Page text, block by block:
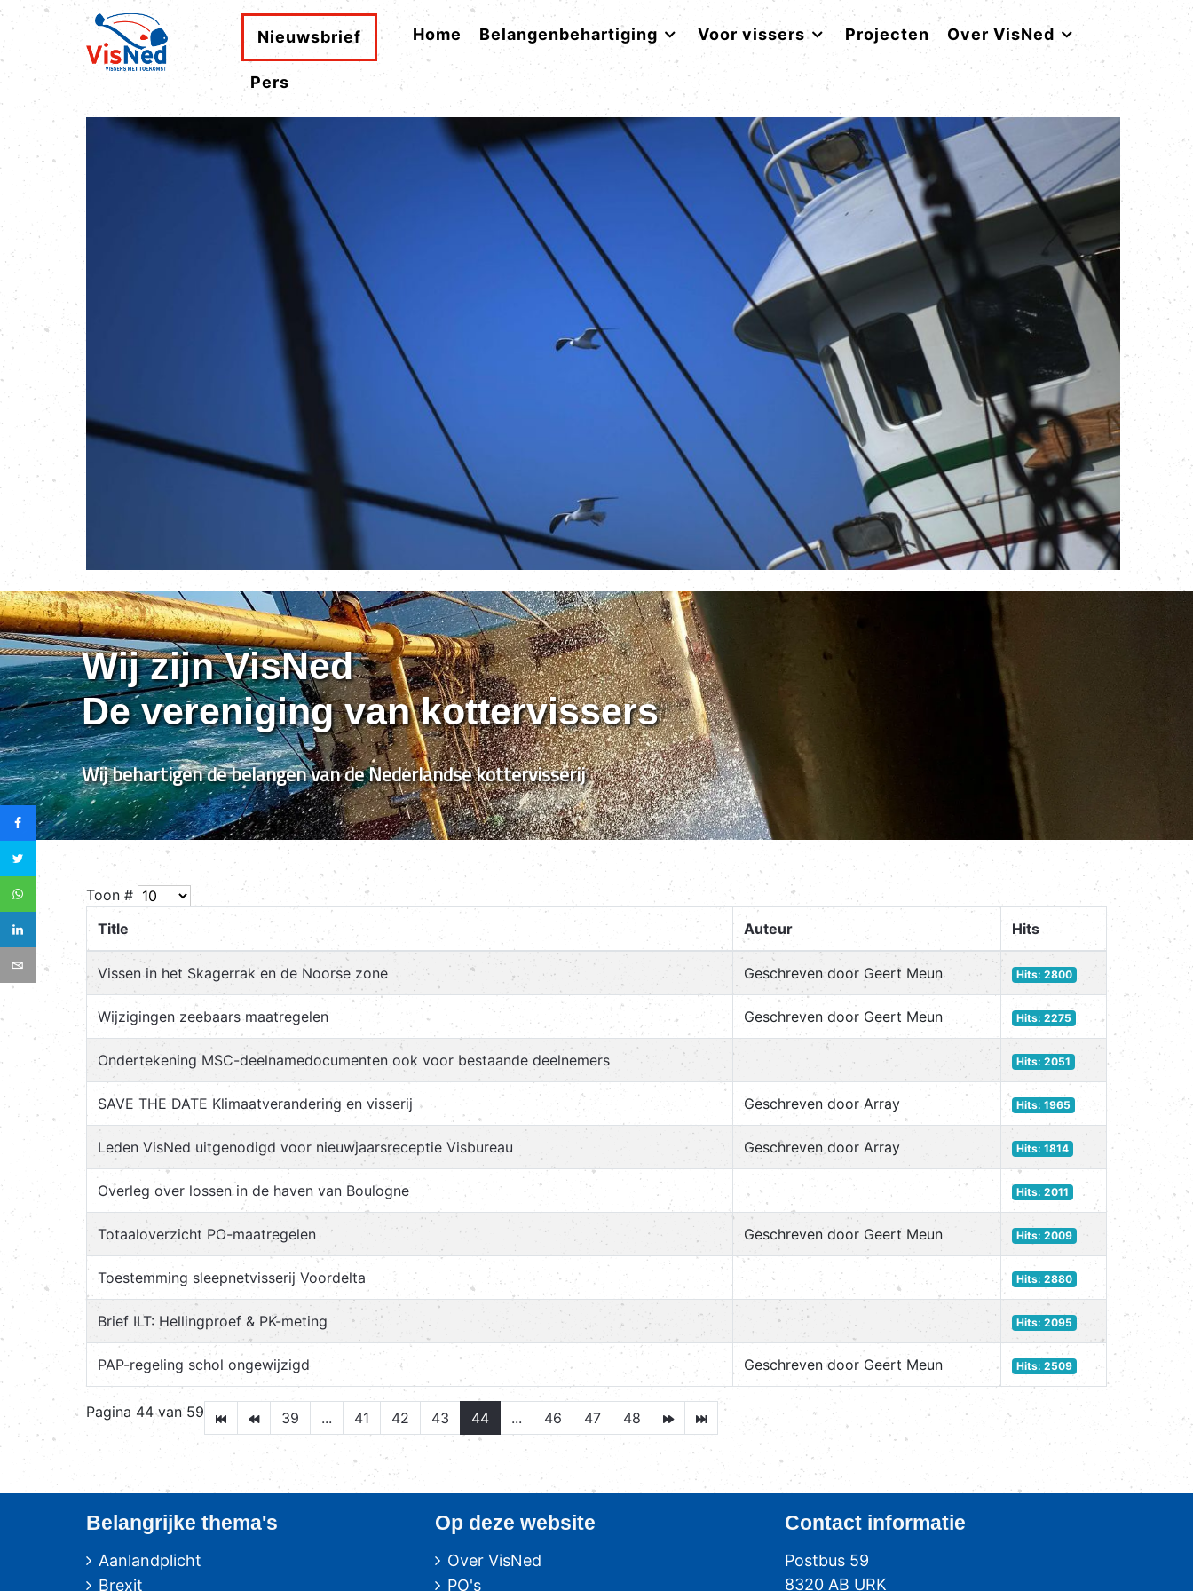
Nieuwsbrief Home Belangenbehartiging Voor vissers Projecten Over VisNed
Pers
Wij zijn VisNed
De vereniging van kottervissers
Wij behartigen de belangen van de Nederlandse kottervisserij
Toon #
Title
Auteur Hits
Vissen in het Skagerrak en de Noorse zone Geschreven door Geert Meun Hits: 2800
Wijzigingen zeebaars maatregelen Geschreven door Geert Meun Hits: 2275
Ondertekening MSC-deelnamedocumenten ook voor bestaande deelnemers Hits: 2051
SAVE THE DATE Klimaatverandering en visserij Geschreven door Array Hits: 1965
Leden VisNed uitgenodigd voor nieuwjaarsreceptie Visbureau Geschreven door Array Hits: 1814
Overleg over lossen in de haven van Boulogne Hits: 2011
Totaaloverzicht PO-maatregelen Geschreven door Geert Meun Hits: 2009
Toestemming sleepnetvisserij Voordelta Hits: 2880
Brief ILT: Hellingproef & PK-meting Hits: 2095
PAP-regeling schol ongewijzigd Geschreven door Geert Meun Hits: 2509
Pagina 44 van 59 39 ... 41 42 43 44 ... 46 47 48
Belangrijke thema's
Aanlandplicht
Brexit
Op deze website
Over VisNed
PO's
Contactinformatie
Postbus 59
8320 AB URK